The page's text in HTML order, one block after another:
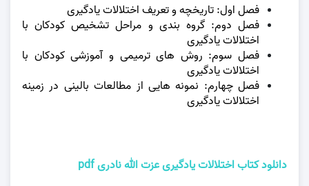
فصل اول: تاریخچه و تعریف اختلالات یادگیری
فصل دوم: گروه بندی و مراحل تشخیص کودکان با
اختلالات یادگیری
فصل سوم: روش های ترمیمی و آموزشی کودکان با
اختلالات یادگیری
فصل چهارم: نمونه هایی از مطالعات بالینی در زمینه
اختلالات یادگیری
دانلود کتاب اختلالات یادگیری عزت الله نادری pdf